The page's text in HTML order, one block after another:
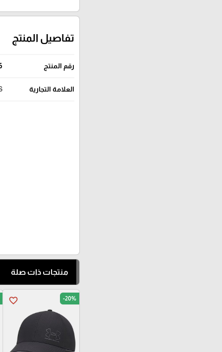
تفاصيل المنتج
رقم المنتج
العلامة التجارية
منتجات ذات صلة
favorite_border -20%